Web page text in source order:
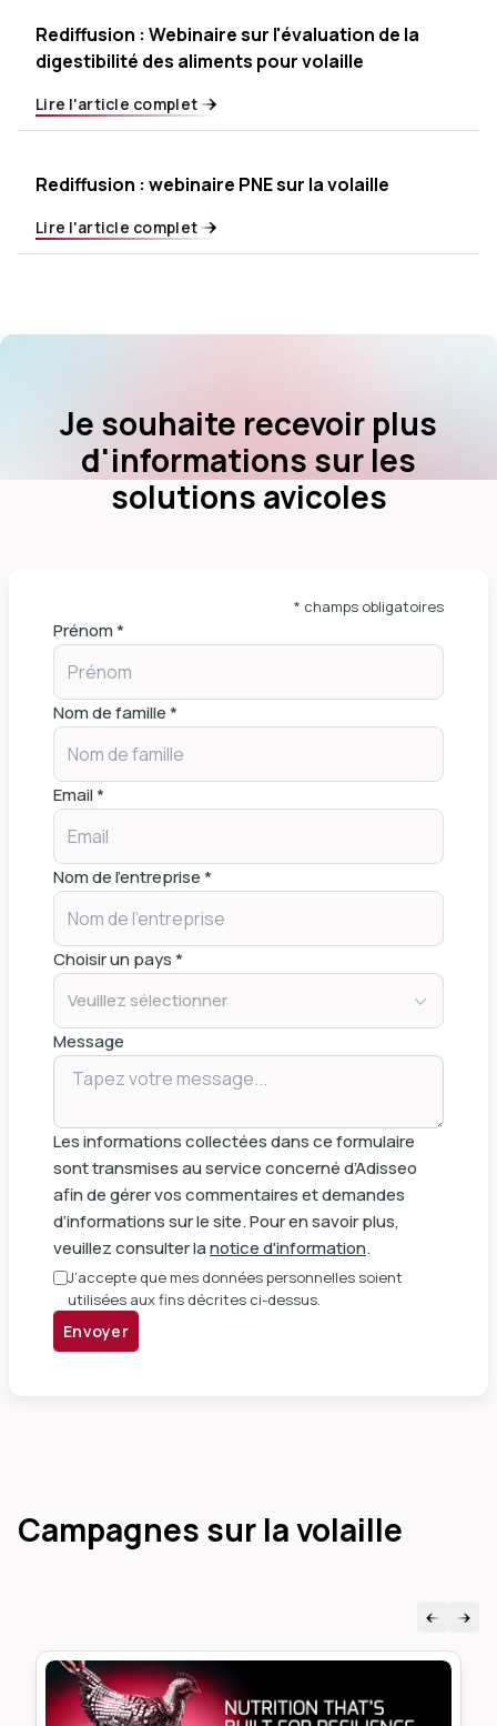
Rediffusion : Webinaire sur l'évaluation de la
digestibilité des aliments pour volaille
Lire l'article complet
Rediffusion : webinaire PNE sur la volaille
Lire l'article complet
Je souhaite recevoir plus
d'informations sur les
solutions avicoles
* champs obligatoires
Prénom *
Nom de famille *
Email *
Nom de l'entreprise *
Choisir un pays *
Veuillez sélectionner
Message
Les informations collectées dans ce formulaire
sont transmises au service concerné d’Adisseo
afin de gérer vos commentaires et demandes
d’informations sur le site. Pour en savoir plus,
veuillez consulter lanotice d'information.
J’accepte que mes données personnelles soient
utilisées aux fins décrites ci-dessus.
Envoyer
Campagnes sur la volaille